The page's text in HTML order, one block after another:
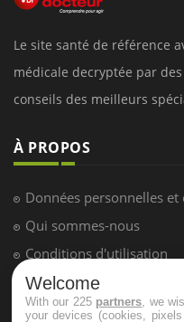
Le site santé de référence
médicale decryptée par
conseils des meilleurs
À PROPOS
Données personnelles et
Qui sommes-nous
Conditions d'utilisation
Plan du site
Mentions Légales
Welcome
With our 225 partners , we
your devices (cookies,